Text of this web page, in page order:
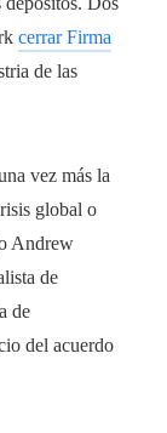
cerrar Firma
de las
vez más la
global o
Andrew
de
de
del acuerdo